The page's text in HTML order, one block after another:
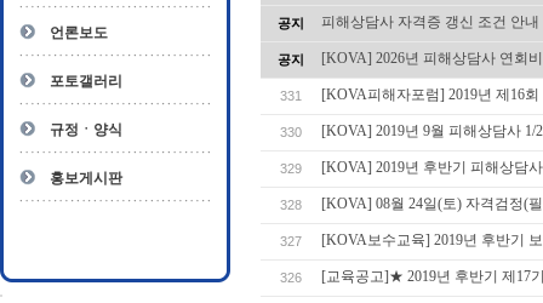
- 전문수련감독자
- 전문수련기관
언론보도
포토갤러리
규정ㆍ양식
홍보게시판
공지 피해상담사 자격증 갱신 조건 안내
공지 [KOVA] 2026년 피해상담사 연회
331 [KOVA피해자포럼] 2019년 제16
330 [KOVA] 2019년 9월 피해상담사 1/
329 [KOVA] 2019년 후반기 피해상담
328 [KOVA] 08월 24일(토) 자격검정(
327 [KOVA보수교육] 2019년 후반기
326 [교육공고]★ 2019년 후반기 제17